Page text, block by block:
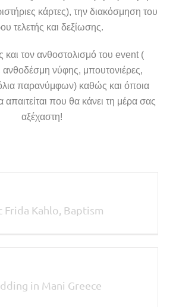
κάρτες), την διακόσμηση του
τελετής και δεξίωσης.
και τον ανθοστολισμό του event (
νύφης, μπουτονιέρες,
παρανύμφων) καθώς και όποια
απαιτείται που θα κάνει τη μέρα σας
αξέχαστη!
Frida Kahlo, Baptism
in Mani Greece